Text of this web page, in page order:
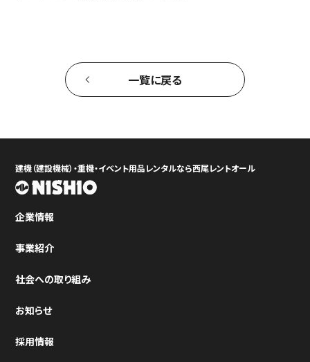
一覧に戻る
建機（建設機械）・重機・イベント用品レンタルなら西尾レントオール
企業情報
事業紹介
社会への取り組み
お知らせ
採用情報